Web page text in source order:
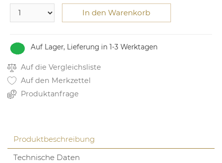
Auf Lager, Lieferung in 1-3 Werktagen
In den Warenkorb
Auf die Vergleichsliste
Auf den Merkzettel
Produktanfrage
Produktbeschreibung
Technische Daten